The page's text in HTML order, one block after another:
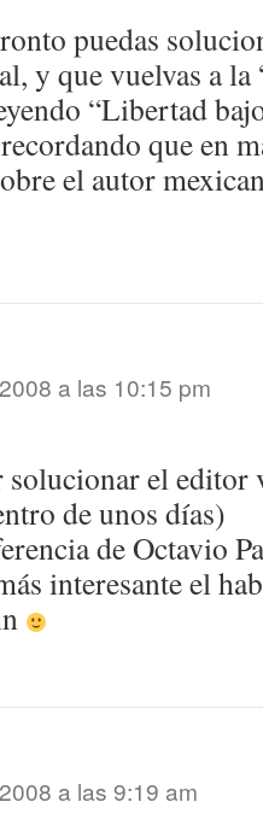
puedas
y que vuelvas a
“Libertad
que en
el autor
a las 10:15 pm
solucionar el
de unos días)
de Octavio
interesante el
a las 9:19 am